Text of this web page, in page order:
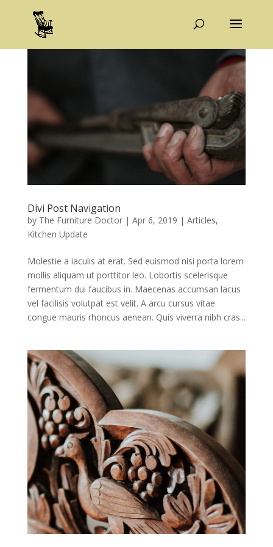
Divi Post Navigation
by The Furniture Doctor| Apr 6, 2019 | Articles,
Kitchen Update
Molestie a iaculis at erat. Sed euismod nisi porta lorem
mollis aliquam ut porttitor leo. Lobortis scelerisque
fermentum dui faucibus in. Maecenas accumsan lacus
vel facilisis volutpat est velit. A arcu cursus vitae
congue mauris rhoncus aenean. Quis viverra nibh cras...